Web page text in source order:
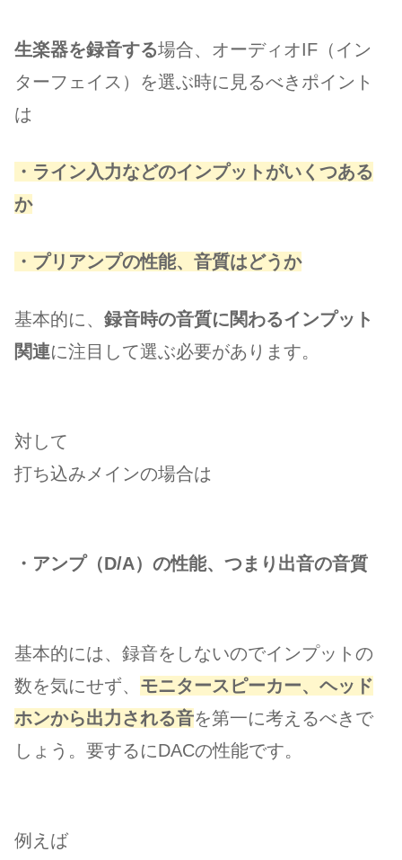
生楽器を録音する場合、オーディオIF（イン
ターフェイス）を選ぶ時に見るべきポイント
は
・ライン入力などのインプットがいくつある
か
・プリアンプの性能、音質はどうか
基本的に、 録音時の音質に関わるインプット
関連に注目して選ぶ必要があります。
対して
打ち込みメインの場合は
・アンプ（D/A）の性能、つまり出音の音質
基本的には、録音をしないのでインプットの
数を気にせず、 モニタースピーカー、ヘッド
ホンから出力される音を第一に考えるべきで
しょう。要するにDACの性能です。
例えば